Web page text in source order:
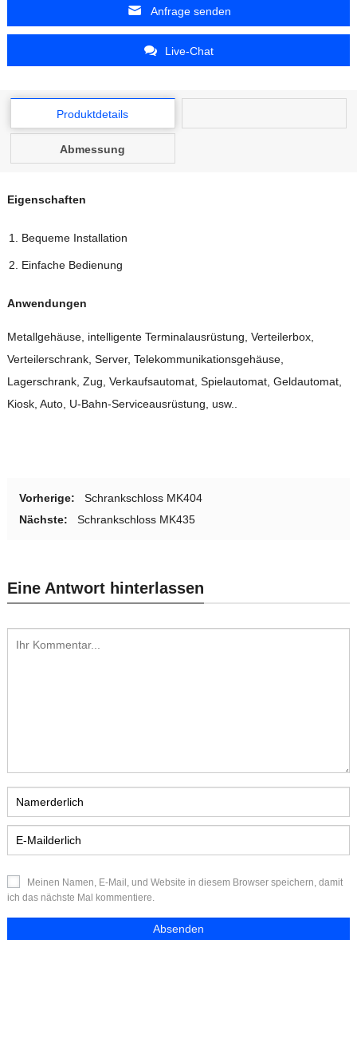
Anfrage senden
Live-Chat
Produktdetails
Abmessung
Eigenschaften
Bequeme Installation
Einfache Bedienung
Anwendungen
Metallgehäuse, intelligente Terminalausrüstung, Verteilerbox,
Verteilerschrank, Server, Telekommunikationsgehäuse,
Lagerschrank, Zug, Verkaufsautomat, Spielautomat, Geldautomat,
Kiosk, Auto, U-Bahn-Serviceausrüstung, usw..
Vorherige:
Schrankschloss MK404
Nächste:
Schrankschloss MK435
Eine Antwort hinterlassen
Meinen Namen, E-Mail, und Website in diesem Browser speichern, damit
ich das nächste Mal kommentiere.